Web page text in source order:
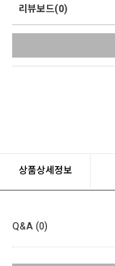
리뷰보드(0)
상품상세정보
Q&A (0)